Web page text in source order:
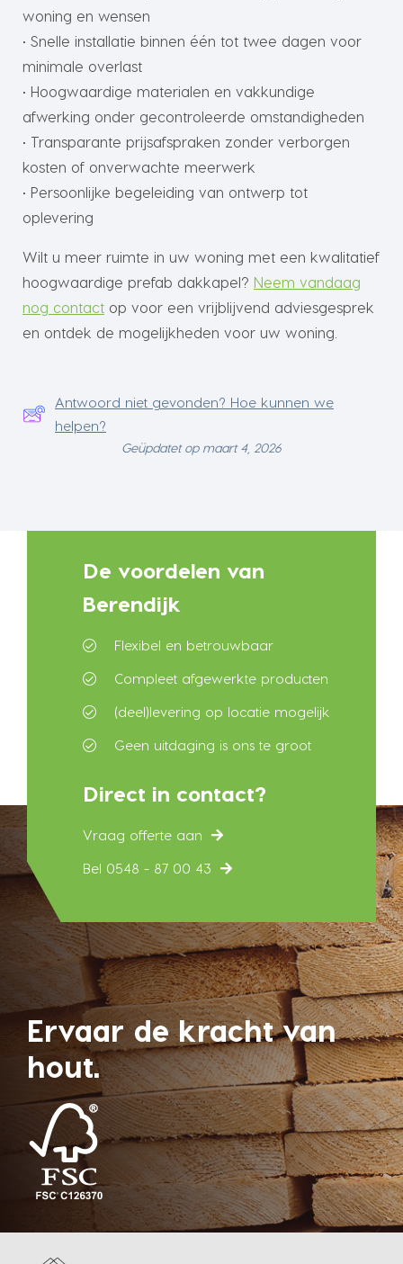
woning en wensen
• Snelle installatie binnen één tot twee dagen voor
minimale overlast
• Hoogwaardige materialen en vakkundige
afwerking onder gecontroleerde omstandigheden
• Transparante prijsafspraken zonder verborgen
kosten of onverwachte meerwerk
• Persoonlijke begeleiding van ontwerp tot
oplevering
Wilt u meer ruimte in uw woning met een kwalitatief
hoogwaardige prefab dakkapel? Neem vandaag
nog contact op voor een vrijblijvend adviesgesprek
en ontdek de mogelijkheden voor uw woning.
Antwoord niet gevonden? Hoe kunnen we
helpen?
Geüpdatet op maart 4, 2026
De voordelen van
Berendijk
Flexibel en betrouwbaar
Compleet afgewerkte producten
(deel)levering op locatie mogelijk
Geen uitdaging is ons te groot
Direct in contact?
Vraag offerte aan
Bel 0548 - 87 00 43
Ervaar de kracht van
hout.